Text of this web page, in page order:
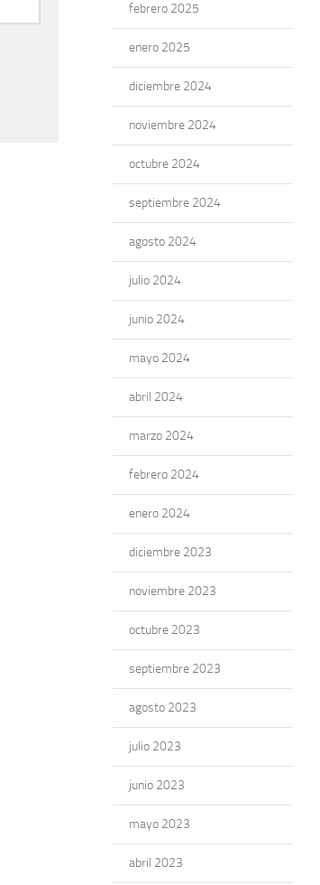
febrero 2025
enero 2025
diciembre 2024
noviembre 2024
octubre 2024
septiembre 2024
agosto 2024
julio 2024
junio 2024
mayo 2024
abril 2024
marzo 2024
febrero 2024
enero 2024
diciembre 2023
noviembre 2023
octubre 2023
septiembre 2023
agosto 2023
julio 2023
junio 2023
mayo 2023
abril 2023